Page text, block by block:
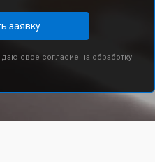
заявку
свое согласие на обработку